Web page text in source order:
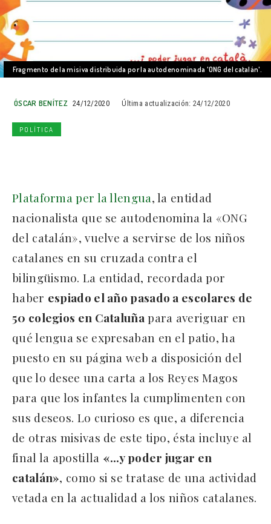
Fragmento de la misiva distribuida por la autodenominada 'ONG del catalán'.
ÓSCAR BENÍTEZ 24/12/2020 Última actualización: 24/12/2020
POLÍTICA
Plataforma per la llengua, la entidad
nacionalista que se autodenomina la «ONG
del catalán», vuelve a servirse de los niños
catalanes en su cruzada contra el
bilingüismo. La entidad, recordada por
haber espiado el año pasado a escolares de
50 colegios en Cataluña para averiguar en
qué lengua se expresaban en el patio, ha
puesto en su página web a disposición del
que lo desee una carta a los Reyes Magos
para que los infantes la cumplimenten con
sus deseos. Lo curioso es que, a diferencia
de otras misivas de este tipo, ésta incluye al
final la apostilla «…y poder jugar en
catalán», como si se tratase de una actividad
vetada en la actualidad a los niños catalanes.